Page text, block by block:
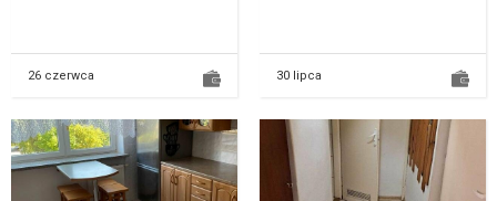
26 czerwca 30 lipca